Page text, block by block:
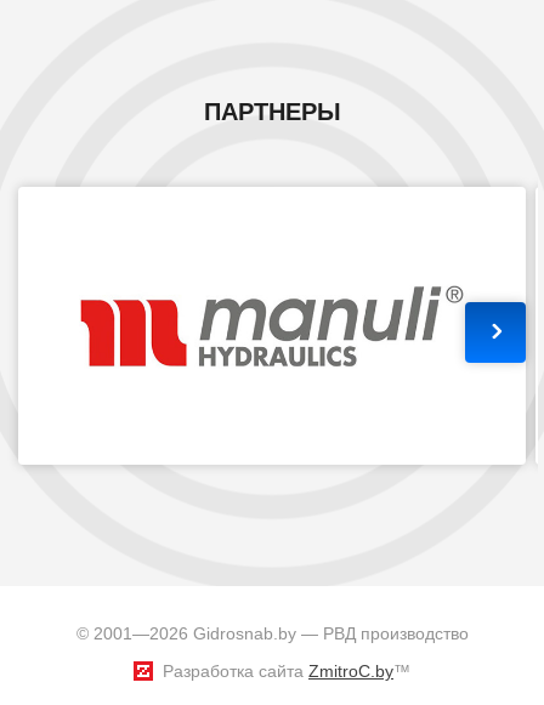
ПАРТНЕРЫ
© 2001—2026 Gidrosnab.by — РВД производство
Разработка сайта ZmitroC.by™